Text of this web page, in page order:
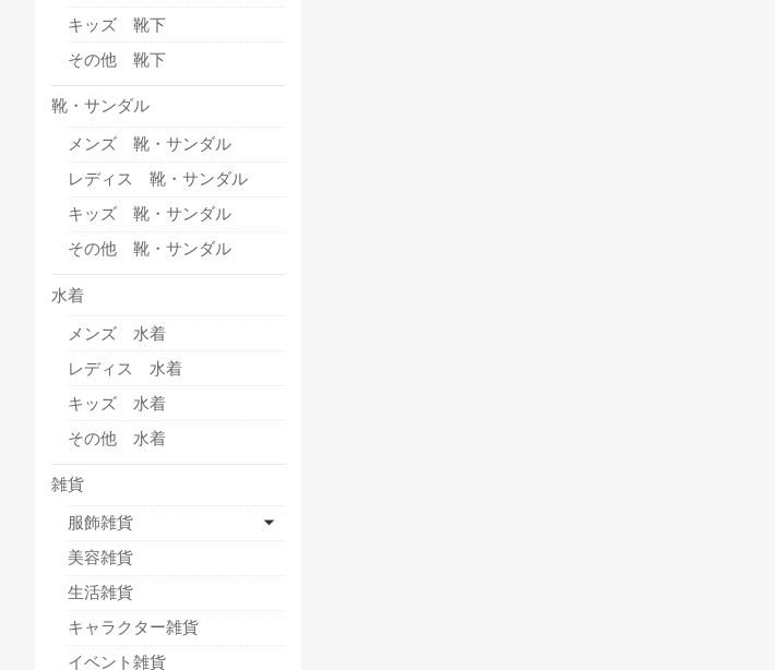
キッズ 靴下
その他 靴下
靴・サンダル
メンズ 靴・サンダル
レディス 靴・サンダル
キッズ 靴・サンダル
その他 靴・サンダル
水着
メンズ 水着
レディス 水着
キッズ 水着
その他 水着
雑貨
服飾雑貨
美容雑貨
生活雑貨
キャラクター雑貨
イベント雑貨